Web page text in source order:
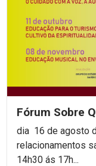
Fórum Sobre
dia 16 de agosto de 2022
relacionamentos
14h30 ás 17h...